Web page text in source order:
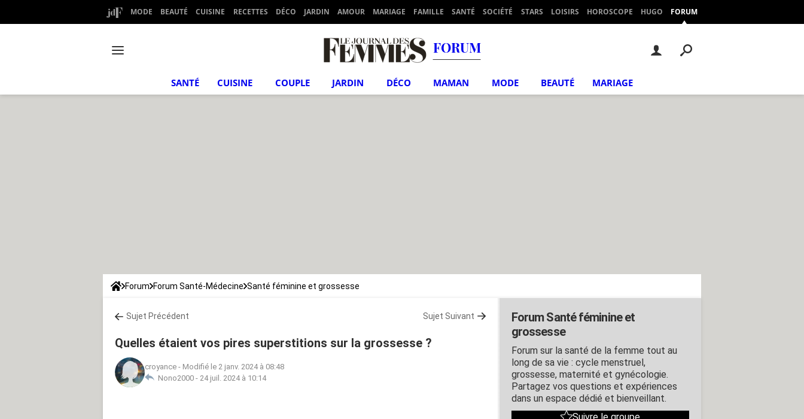
MODE BEAUTÉ CUISINE RECETTES DÉCO JARDIN AMOUR MARIAGE FAMILLE SANTÉ SOCIÉTÉ STARS LOISIRS HOROSCOPE HUGO FORUM
FORUM
SANTÉ CUISINE COUPLE JARDIN DÉCO MAMAN MODE BEAUTÉ MARIAGE
Forum Forum Santé-Médecine Santé féminine et grossesse
Sujet Précédent Sujet Suivant
Quelles étaient vos pires superstitions sur la grossesse ?
croyance - Modifié le 2 janv. 2024 à 08:48
Nono2000 - 24 juil. 2024 à 10:14
Forum Santé féminine et
grossesse
Forum sur la santé de la femme tout au
long de sa vie : cycle menstruel,
grossesse, maternité et gynécologie.
Partagez vos questions et expériences
dans un espace dédié et bienveillant.
Suivre le groupe